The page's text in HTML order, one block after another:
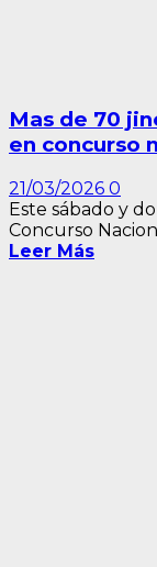
Mas de 70
en concurso
21/03/2026 0
Este sábado y
Concurso
Leer Más